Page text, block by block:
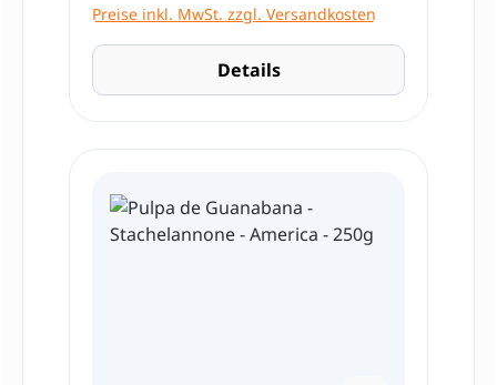
Preise inkl. MwSt. zzgl. Versandkosten
Details